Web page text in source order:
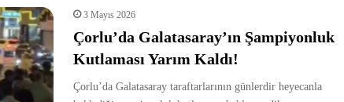
3 Mayıs 2026
Çorlu’da Galatasaray’ın Şampiyonluk
Kutlaması Yarım Kaldı!
Çorlu’da Galatasaray taraftarlarının günlerdir heyecanla